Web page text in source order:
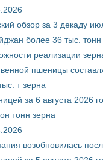
обзор за 3 декаду
более 36 тыс. тонн
реализации
пшеницы
т зерна
за 6 августа 2026
тонн зерна
возобновилась